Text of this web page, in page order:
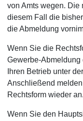
von Amts wegen. Die
diesem Fall die
die Abmeldung
Wenn Sie die
Gewerbe-
Ihren Betrieb unter
Anschließend
Rechtsform wieder an.
Wenn Sie den